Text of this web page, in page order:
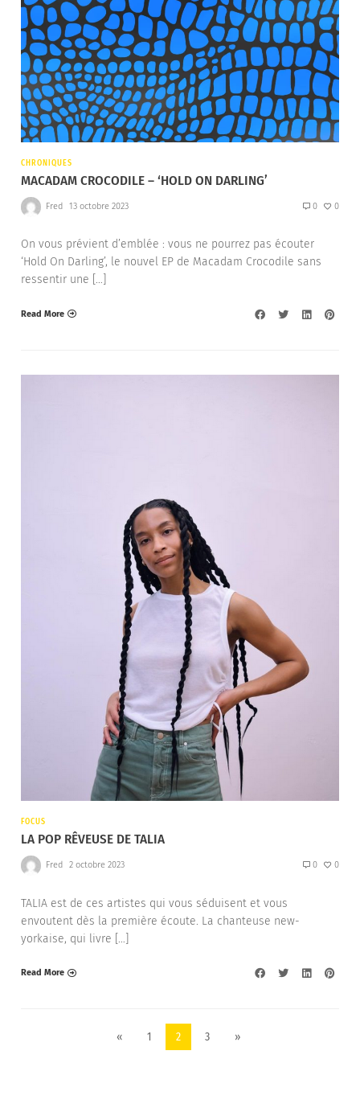
CHRONIQUES
MACADAM CROCODILE – ‘HOLD ON DARLING’
Fred 13 octobre 2023 0 0
On vous prévient d’emblée : vous ne pourrez pas écouter
‘Hold On Darling’, le nouvel EP de Macadam Crocodile sans
ressentir une […]
Read More
FOCUS
LA POP RÊVEUSE DE TALIA
Fred 2 octobre 2023 0 0
TALIA est de ces artistes qui vous séduisent et vous
envoutent dès la première écoute. La chanteuse new-
yorkaise, qui livre […]
Read More
« 1 2 3 »